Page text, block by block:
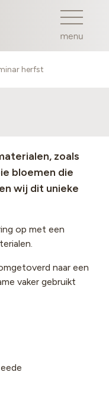
herfst
zoals
bloemen die
wij dit unieke
op met een
naar een
vaker gebruikt